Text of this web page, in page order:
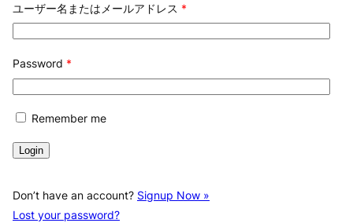
ユーザー名またはメールアドレス *
Password *
Remember me
Don’t have an account? Signup Now »
Lost your password?